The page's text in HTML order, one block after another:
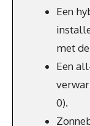
Een
met de
Een
0).